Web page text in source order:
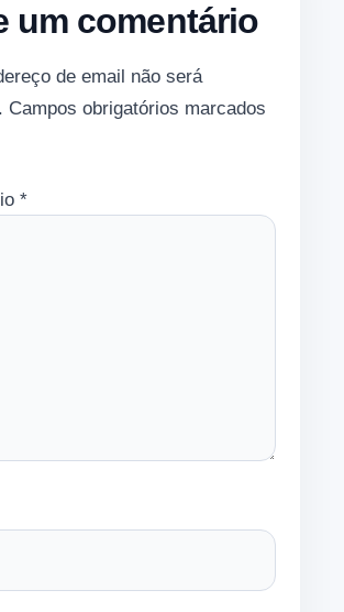
um comentário
de email não será
Campos obrigatórios marcados
*